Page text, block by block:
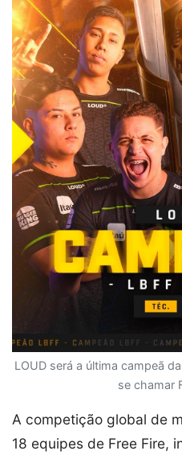
LOUD será a última campeã
se chamar
A competição global de
18 equipes de Free Fire,